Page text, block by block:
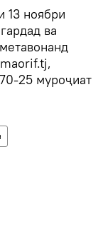
13 ноябри
ва
25 муроҷиат